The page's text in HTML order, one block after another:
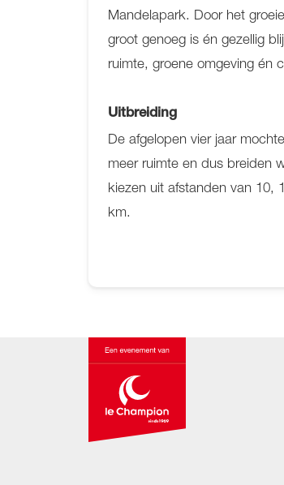
Mandelapark. Door het
groot genoeg is én gezellig
ruimte, groene omgeving én
Uitbreiding
De afgelopen vier jaar
meer ruimte en dus breiden
kiezen uit afstanden van 10,
km.